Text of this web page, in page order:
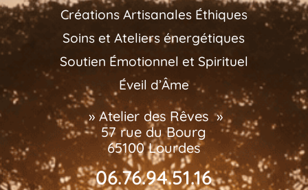
Créations Artisanales Éthiques
Soins et Ateliers énergétiques
Soutien Émotionnel et Spirituel
Éveil d’Âme
» Atelier des Rêves »
57 rue du Bourg
65100 Lourdes
06.76.94.51.16